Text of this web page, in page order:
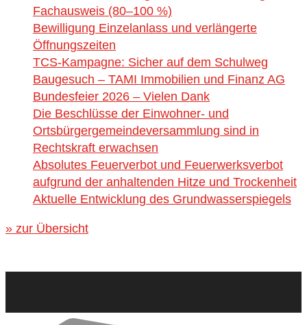
Fachausweis (80–100 %)
Bewilligung Einzelanlass und verlängerte
Öffnungszeiten
TCS-Kampagne: Sicher auf dem Schulweg
Baugesuch – TAMI Immobilien und Finanz AG
Bundesfeier 2026 – Vielen Dank
Die Beschlüsse der Einwohner- und
Ortsbürgergemeindeversammlung sind in
Rechtskraft erwachsen
Absolutes Feuerverbot und Feuerwerksverbot
aufgrund der anhaltenden Hitze und Trockenheit
Aktuelle Entwicklung des Grundwasserspiegels
» zur Übersicht